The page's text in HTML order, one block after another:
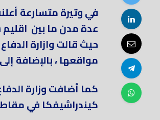
في وتيرة متسارعة
عدة مدن ما بين
مواقعها ، بالإضافة
كما أضافت وزارة
كيندراشيفكا في